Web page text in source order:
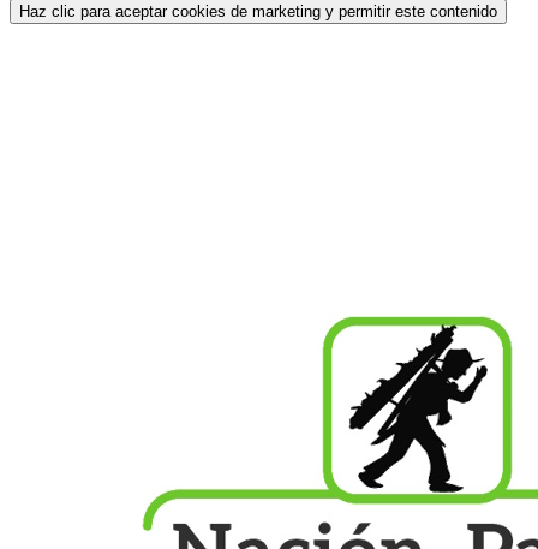
Haz clic para aceptar cookies de marketing y permitir este contenido